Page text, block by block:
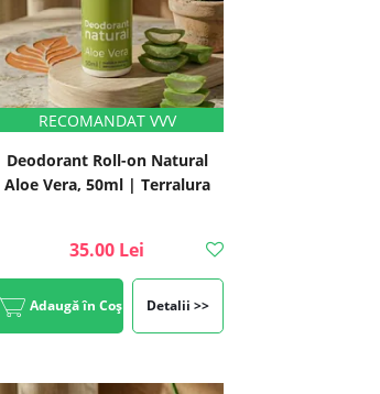
Deodorant Roll-on Natural
Aloe Vera, 50ml | Terralura
35.00 Lei
Adaugă în Coș Detalii >>